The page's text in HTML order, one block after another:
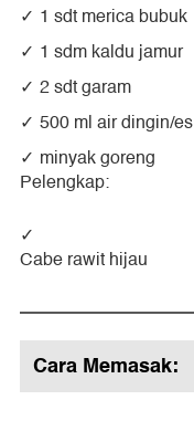
1 sdt merica bubuk
1 sdm kaldu jamur
2 sdt garam
500 ml air dingin/es
minyak goreng
Pelengkap:
Cabe rawit hijau
Cara Memasak: